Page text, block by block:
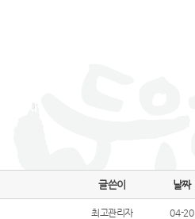
글쓴이 날짜
최고관리자 04-20